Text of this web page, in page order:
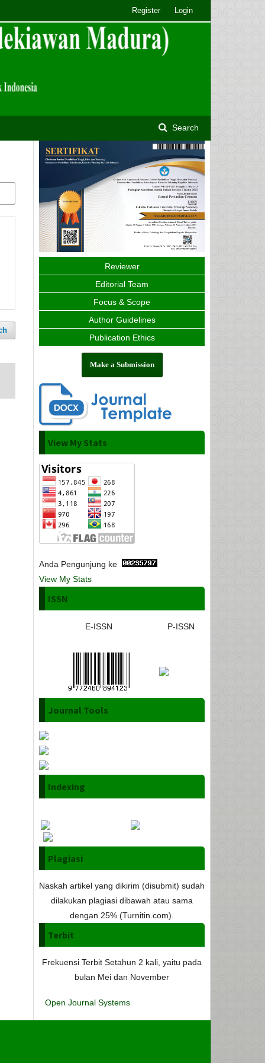
Search
Register Login
Reviewer
Editorial Team
Focus & Scope
Author Guidelines
Publication Ethics
Make a Submission
View My Stats
Anda Pengunjung ke
View My Stats
ISSN
E-ISSN P-ISSN
Journal Tools
Indexing
Plagiasi
Naskah artikel yang dikirim (disubmit) sudah
dilakukan plagiasi dibawah atau sama
dengan 25% (Turnitin.com).
Terbit
Frekuensi Terbit Setahun 2 kali, yaitu pada
bulan Mei dan November
Open Journal Systems